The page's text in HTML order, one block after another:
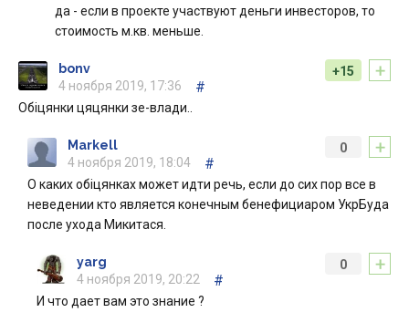
да - если в проекте участвуют деньги инвесторов, то
стоимость м.кв. меньше.
+
+15
bonv
4 ноября 2019, 17:36
#
Обіцянки цяцянки зе-влади..
+
0
Markell
4 ноября 2019, 18:04
#
О каких обіцянках может идти речь, если до сих пор все в
неведении кто является конечным бенефициаром УкрБуда
после ухода Микитася.
+
0
yarg
4 ноября 2019, 20:22
#
И что дает вам это знание ?